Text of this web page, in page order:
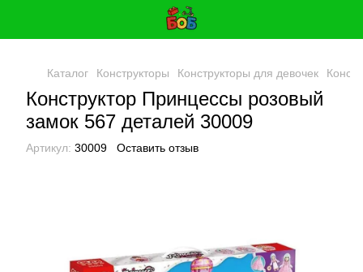
Каталог Конструкторы Конструкторы для девочек
Конструктор Принцессы розовый
замок 567 деталей 30009
Артикул: 30009 Оставить отзыв